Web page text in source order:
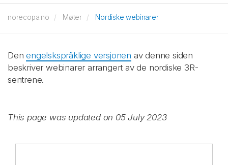
norecopa.no Møter Nordiske webinarer
Denengelskspråklige versjonen av denne siden
beskriver webinarer arrangert av de nordiske 3R-
sentrene.
This page was updated on 05 July 2023